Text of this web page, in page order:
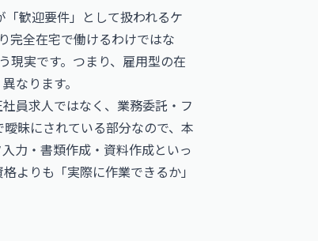
歓迎要件」として扱われるケ
完全在宅で働けるわけではな
現実です。つまり、雇用型の在
なります。
員求人ではなく、業務委託・フ
昧にされている部分なので、本
力・書類作成・資料作成といっ
よりも「実際に作業できるか」